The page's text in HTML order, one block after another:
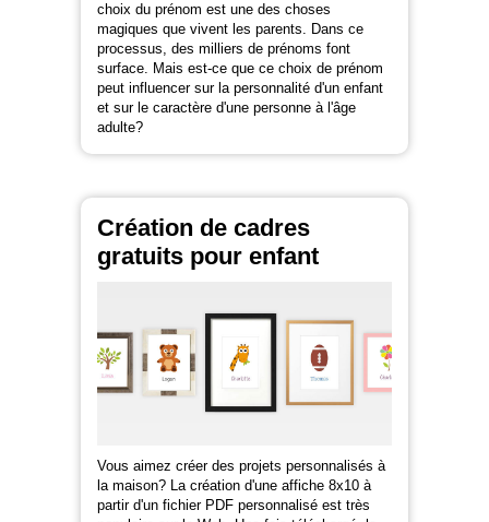
choix du prénom est une des choses
magiques que vivent les parents. Dans ce
processus, des milliers de prénoms font
surface. Mais est-ce que ce choix de prénom
peut influencer sur la personnalité d'un enfant
et sur le caractère d'une personne à l'âge
adulte?
Création de cadres
gratuits pour enfant
Vous aimez créer des projets personnalisés à
la maison? La création d'une affiche 8x10 à
partir d'un fichier PDF personnalisé est très